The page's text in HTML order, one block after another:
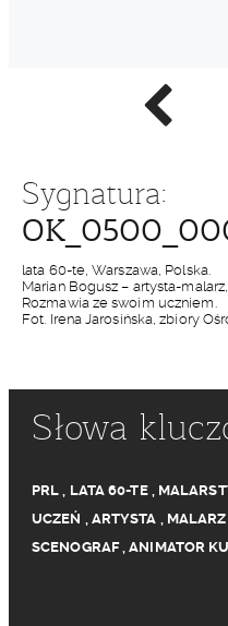
Poprzednie
zdjęcie
Sygnatura:
lata 60-te, Warszawa, Polska.
Marian Bogusz – artysta-
Rozmawia ze swoim uczniem.
Fot. Irena Jarosińska, zbiory
Słowa
PRL , LATA 60-TE,
UCZEŃ , ARTYSTA , MALARZ
SCENOGRAF,ANIMATOR